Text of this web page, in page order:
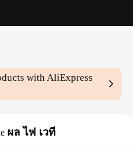
with AliExpress
ผล ไฟ เวที